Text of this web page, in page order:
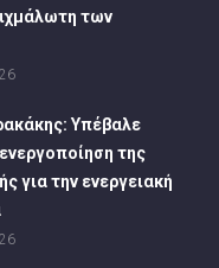
των
Υπέβαλε
της
για την ενεργειακή